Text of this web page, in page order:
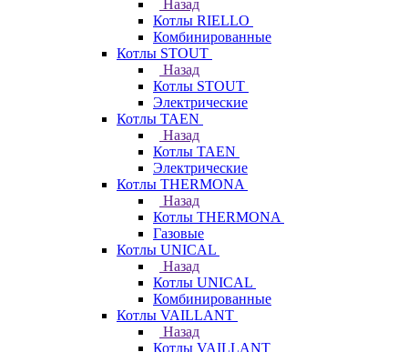
Назад
Котлы RIELLO
Комбинированные
Котлы STOUT
Назад
Котлы STOUT
Электрические
Котлы TAEN
Назад
Котлы TAEN
Электрические
Котлы THERMONA
Назад
Котлы THERMONA
Газовые
Котлы UNICAL
Назад
Котлы UNICAL
Комбинированные
Котлы VAILLANT
Назад
Котлы VAILLANT